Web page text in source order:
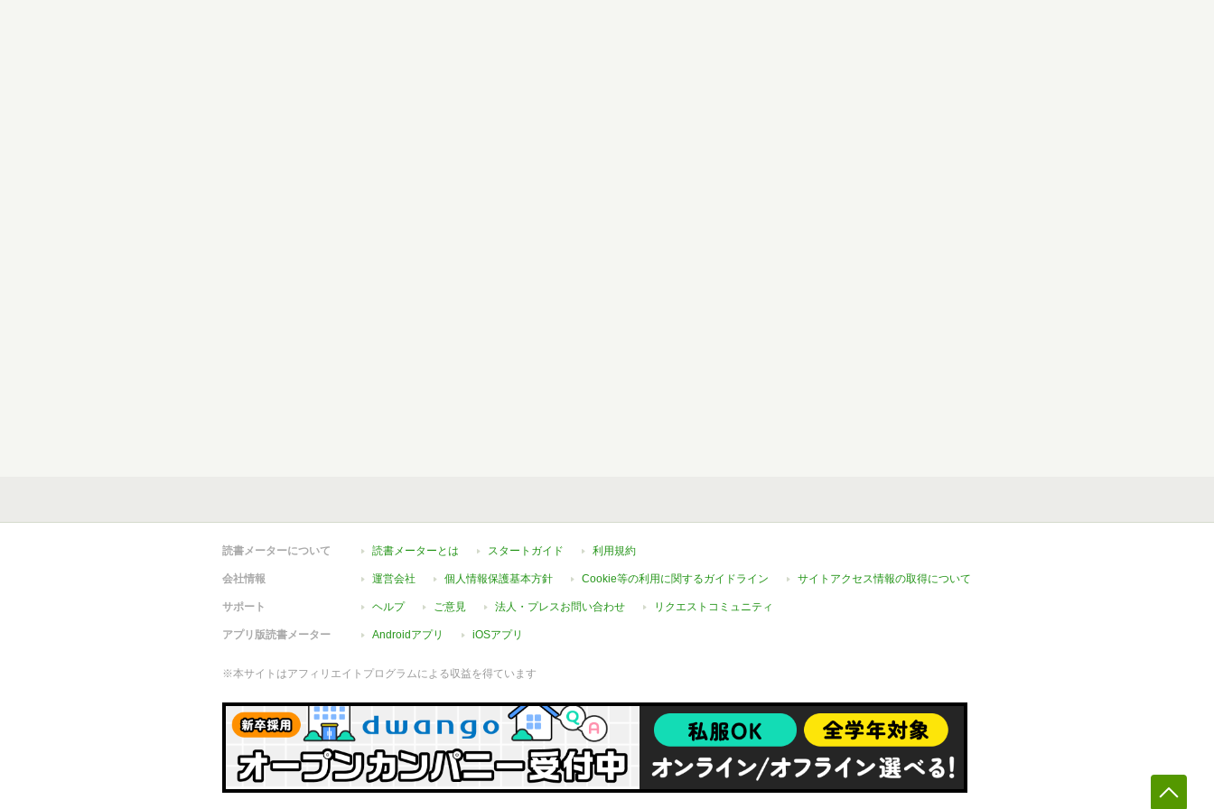
読書メーターについて 読書メーターとは スタートガイド 利用規約
会社情報 運営会社 個人情報保護基本方針 Cookie等の利用に関するガイドライン サイトアクセス情報の取得について
サポート ヘルプ ご意見 法人・プレスお問い合わせ リクエストコミュニティ
アプリ版読書メーター Androidアプリ iOSアプリ
※本サイトはアフィリエイトプログラムによる収益を得ています